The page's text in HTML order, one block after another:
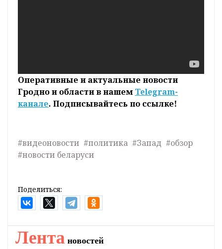
Оперативные и актуальные новости
Гродно и области в нашем Telegram-
канале. Подписывайтесь по ссылке!
#видеоновости #политика #Запад #обзор
#новости беларуси
Поделиться:
Лента новостей